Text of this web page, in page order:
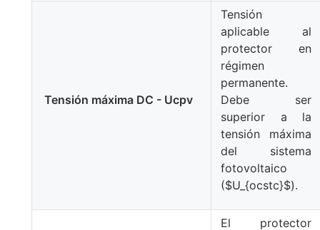
Tensión máxima DC - Ucpv
Tensión
aplicable al
protector en
régimen
permanente.
Debe ser
superior a la
tensión máxima
del sistema
fotovoltaico
($U_{ocstc}$).
El protector